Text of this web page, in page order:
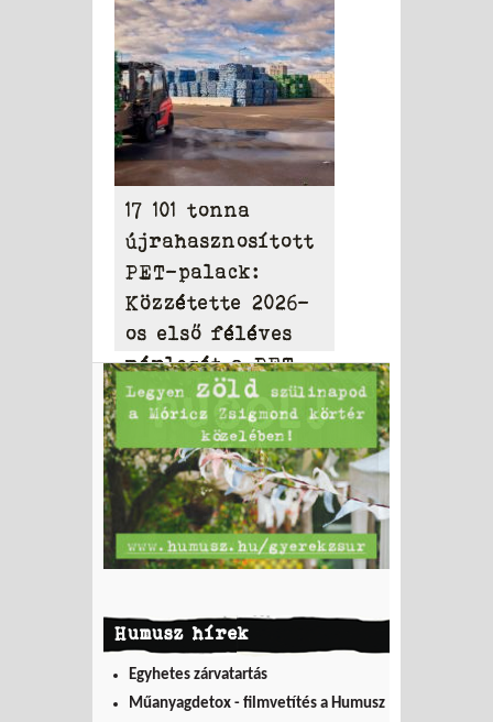
milliárd dollárt
17 101 tonna
újrahasznosított
PET-palack:
Közzétette 2026-
os első féléves
mérlegét a PET
to PET
Humusz hírek
Egyhetes zárvatartás
Műanyagdetox - filmvetítés a Humusz